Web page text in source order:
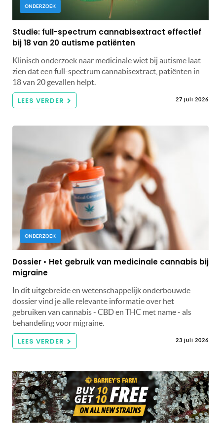
ONDERZOEK
Studie: full-spectrum cannabisextract effectief
bij 18 van 20 autisme patiënten
Klinisch onderzoek naar medicinale wiet bij autisme laat
zien dat een full-spectrum cannabisextract, patiënten in
18 van 20 gevallen helpt.
LEES VERDER 27 juli 2026
ONDERZOEK
Dossier • Het gebruik van medicinale cannabis bij
migraine
In dit uitgebreide en wetenschappelijk onderbouwde
dossier vind je alle relevante informatie over het
gebruiken van cannabis - CBD en THC met name - als
behandeling voor migraine.
LEES VERDER 23 juli 2026